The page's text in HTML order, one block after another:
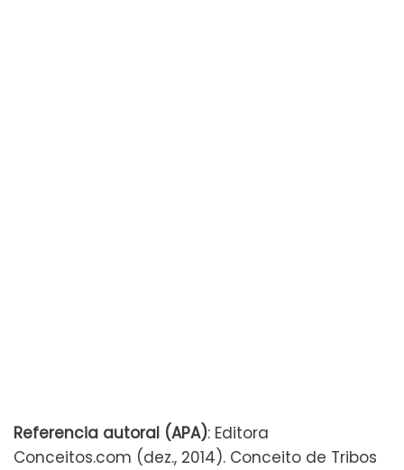
Referencia autoral (APA): Editora
Conceitos.com (dez., 2014). Conceito de Tribos